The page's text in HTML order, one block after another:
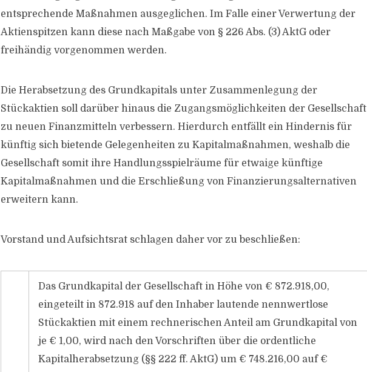
entsprechende Maßnahmen ausgeglichen. Im Falle einer Verwertung der
Aktienspitzen kann diese nach Maßgabe von § 226 Abs. (3) AktG oder
freihändig vorgenommen werden.
Die Herabsetzung des Grundkapitals unter Zusammenlegung der
Stückaktien soll darüber hinaus die Zugangsmöglichkeiten der Gesellschaft
zu neuen Finanzmitteln verbessern. Hierdurch entfällt ein Hindernis für
künftig sich bietende Gelegenheiten zu Kapitalmaßnahmen, weshalb die
Gesellschaft somit ihre Handlungsspielräume für etwaige künftige
Kapitalmaßnahmen und die Erschließung von Finanzierungsalternativen
erweitern kann.
Vorstand und Aufsichtsrat schlagen daher vor zu beschließen:
Das Grundkapital der Gesellschaft in Höhe von € 872.918,00,
eingeteilt in 872.918 auf den Inhaber lautende nennwertlose
Stückaktien mit einem rechnerischen Anteil am Grundkapital von
je € 1,00, wird nach den Vorschriften über die ordentliche
Kapitalherabsetzung (§§ 222 ff. AktG) um € 748.216,00 auf €